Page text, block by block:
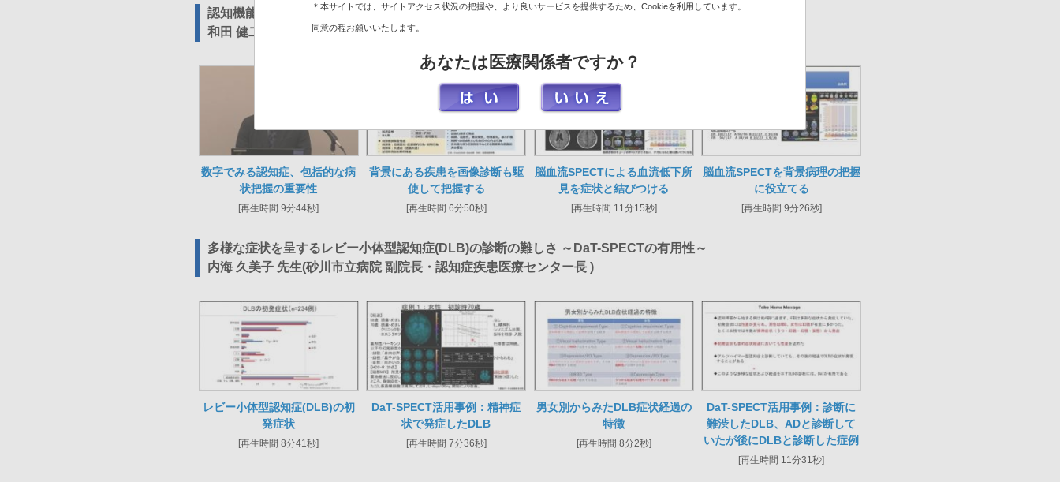
認知機能の脳局在から紐解く認知症診療 ～脳血流SPECT活用術～
和田 健二 先生(川崎医科大学 認知症学 主任教授)
数字でみる認知症、包括的な病
状把握の重要性
[再生時間 9分44秒]
背景にある疾患を画像診断も駆
使して把握する
[再生時間 6分50秒]
脳血流SPECTによる血流低下所
見を症状と結びつける
[再生時間 11分15秒]
脳血流SPECTを背景病理の把握
に役立てる
[再生時間 9分26秒]
多様な症状を呈するレビー小体型認知症(DLB)の診断の難しさ ～DaT-SPECTの有用性～
内海 久美子 先生(砂川市立病院 副院長・認知症疾患医療センター長 )
レビー小体型認知症(DLB)の初
発症状
[再生時間 8分41秒]
DaT-SPECT活用事例：精神症
状で発症したDLB
[再生時間 7分36秒]
男女別からみたDLB症状経過の
特徴
[再生時間 8分2秒]
DaT-SPECT活用事例：診断に
難渋したDLB、ADと診断して
いたが後にDLBと診断した症例
[再生時間 11分31秒]
＊本サイトでは、サイトアクセス状況の把握や、より良いサービスを提供するため、Cookieを利用しています。
同意の程お願いいたします。
あなたは医療関係者ですか？